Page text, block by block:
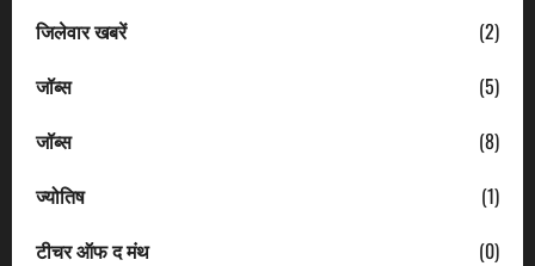
जिलेवार खबरें
(2)
जॉब्स
(5)
जॉब्स
(8)
ज्योतिष
(1)
टीचर ऑफ द मंथ
(0)